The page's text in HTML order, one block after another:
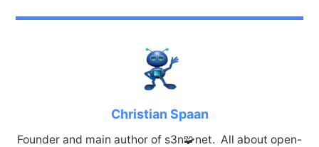
Christian Spaan
Founder and main author of s3n🧩net. All about open-